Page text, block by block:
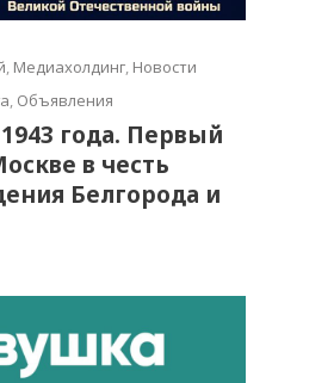
, Медиахолдинг, Новости
, Объявления
1943 года. Первый
в честь
Белгорода и